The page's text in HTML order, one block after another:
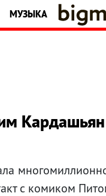
МУЗЫКА
Кардашьян
с комиком